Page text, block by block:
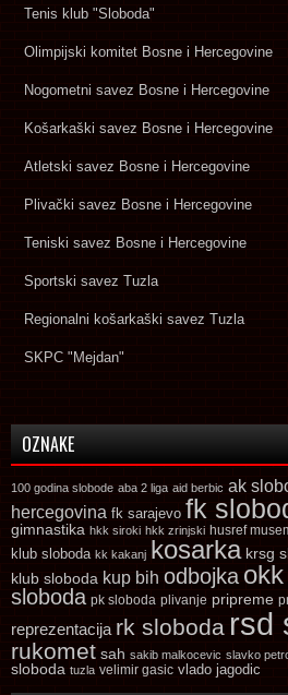
Tenis klub "Sloboda"
Olimpijski komitet Bosne i Hercegovine
Nogometni savez Bosne i Hercegovine
Košarkaški savez Bosne i Hercegovine
Atletski savez Bosne i Hercegovine
Plivački savez Bosne i Hercegovine
Teniski savez Bosne i Hercegovine
Sportski savez Tuzla
Regionalni košarkaški savez Tuzla
SKPC "Mejdan"
OZNAKE
100 godina slobode aba 2 liga aid berbic ak
hercegovina fk sarajevo fk
gimnastika hkk siroki hkk zrinjski husref
klub sloboda kk kakanj kosarka krsg
klub sloboda kup bih odbojka
sloboda pk sloboda plivanje pripreme
reprezentacija rk sloboda rsd
rukomet sah sakib malkocevic slavko
sloboda tuzla velimir gasic vlado jagodic